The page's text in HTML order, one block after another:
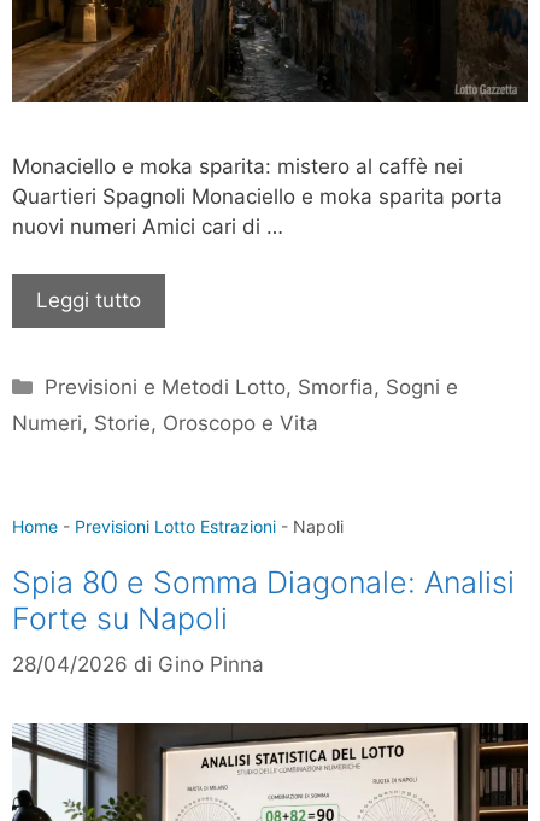
Monaciello e moka sparita: mistero al caffè nei
Quartieri Spagnoli Monaciello e moka sparita porta
nuovi numeri Amici cari di …
Leggi tutto
Categorie
Previsioni e Metodi Lotto, Smorfia, Sogni e
Numeri, Storie, Oroscopo e Vita
Home - Previsioni Lotto Estrazioni - Napoli
Spia 80 e Somma Diagonale: Analisi
Forte su Napoli
28/04/2026 di Gino Pinna